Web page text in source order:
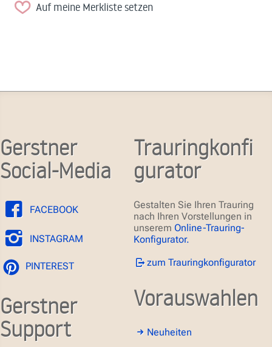
Auf meine Merkliste setzen
Gerstner
Social-Media
FACEBOOK
INSTAGRAM
PINTEREST
Gerstner
Support
Trauringkonfi
gurator
Gestalten Sie Ihren Trauring
nach Ihren Vorstellungen in
unserem Online-Trauring-
Konfigurator.
zum Trauringkonfigurator
Vorauswahlen
Neuheiten